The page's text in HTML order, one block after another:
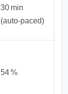
30 min
(auto‑paced)
54 %